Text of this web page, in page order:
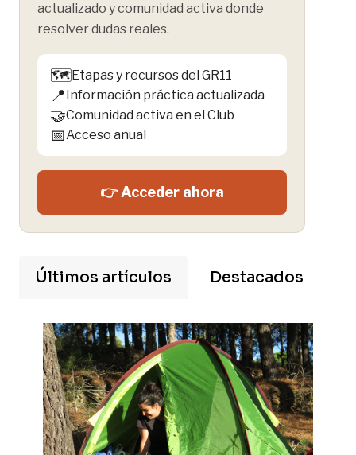
actualizado y comunidad activa donde
resolver dudas reales.
🗺️Etapas y recursos del GR11
📍Información práctica actualizada
🤝Comunidad activa en el Club
📅Acceso anual
👉 Acceder ahora
Últimos artículos Destacados